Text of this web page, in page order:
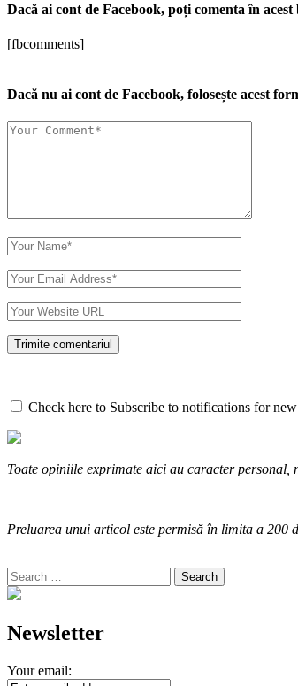
Dacă ai cont de Facebook, poți comenta în
[fbcomments]
Dacă nu ai cont de Facebook, folosește acest
Check here to Subscribe to notifications for
Toate opiniile exprimate aici au caracter
Preluarea unui articol este permisă în limita a 200
Search
for:
Newsletter
Your email: